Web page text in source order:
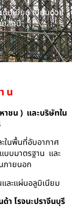
มเยี่ยม เปี่ยมด้วย
ยสิบปี
น
าชน ) และบริษัทใน
ในพื้นที่อับอากาศ
บบมาตรฐาน และ
ภายนอก
ละแผ่นอลูมิเนียม
ด้า โรจนะปราจีนบุรี